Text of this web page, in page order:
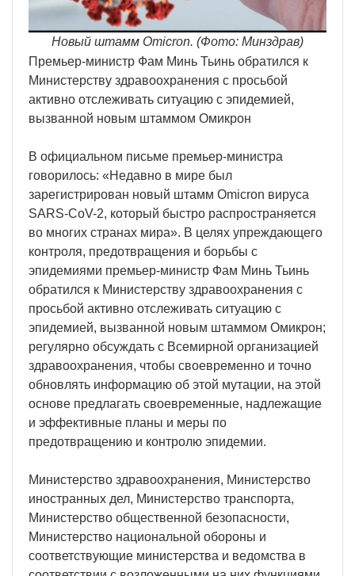
Новый штамм Omicron. (Фото: Минздрав)
Премьер-министр Фам Минь Тьинь обратился к
Министерству здравоохранения с просьбой
активно отслеживать ситуацию с эпидемией,
вызванной новым штаммом Омикрон
В официальном письме премьер-министра
говорилось: «Недавно в мире был
зарегистрирован новый штамм Omicron вируса
SARS-CoV-2, который быстро распространяется
во многих странах мира». В целях упреждающего
контроля, предотвращения и борьбы с
эпидемиями премьер-министр Фам Минь Тьинь
обратился к Министерству здравоохранения с
просьбой активно отслеживать ситуацию с
эпидемией, вызванной новым штаммом Омикрон;
регулярно обсуждать с Всемирной организацией
здравоохранения, чтобы своевременно и точно
обновлять информацию об этой мутации, на этой
основе предлагать своевременные, надлежащие
и эффективные планы и меры по
предотвращению и контролю эпидемии.
Министерство здравоохранения, Министерство
иностранных дел, Министерство транспорта,
Министерство общественной безопасности,
Министерство национальной обороны и
соответствующие министерства и ведомства в